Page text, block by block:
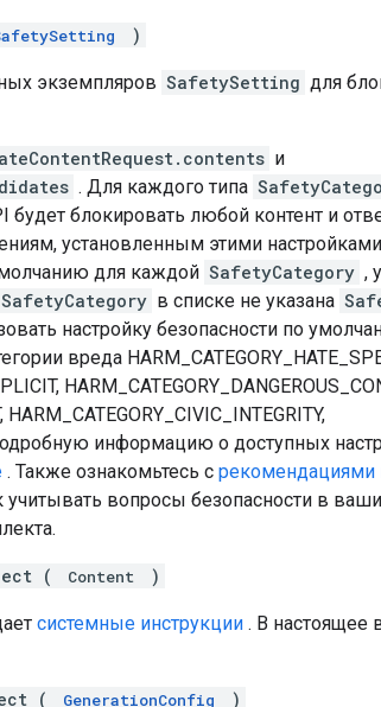
)
экземпляров SafetySetting для
и
. Для каждого типа
будет блокировать любой контент и
установленным этими
для каждой SafetyCategory ,
SafetyCategory в списке не указана
настройку безопасности по
вреда
информацию о доступных
. Также ознакомьтесь с рекомендациями
учитывать вопросы безопасности в
( Content )
системные инструкции . В настоящее
( GenerationConfig )